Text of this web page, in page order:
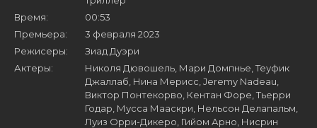
Время:
00:53
Премьера:
3 февраля 2023
Режисеры:
Зиад Дуэри
Актеры:
Николя Дювошель, Мари Домпнье, Теуфик
Джаллаб, Нина Мерисс, Jeremy Nadeau,
Виктор Понтекорво, Кентан Форе, Тьерри
Годар, Мусса Мааскри, Нельсон Делапальм,
Луиз Орри-Дикеро, Гийом Арно, Нисрин